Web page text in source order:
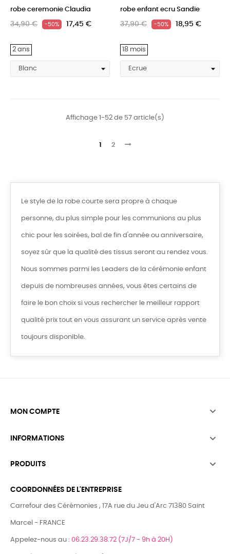
robe ceremonie Claudia
34,90 € -50% 17,45 €
2 ans
robe enfant ecru Sandie
37,90 € -50% 18,95 €
18 mois
Affichage 1-52 de 57 article(s)
1 2
Le style de la robe courte sera propre à chaque
personne, du plus simple pour les communions au plus
chic pour les soirées, bal de fin d'année ou anniversaire,
soyez sûr que la qualité des tissus seront au rendez vous.
Nous sommes parmi les Leaders de la cérémonie enfant
depuis de nombreuses années, vous êtes certains de
faire le bon choix si vous rechercher le meilleur rapport
qualité prix tout en vous assurant un service après vente
toujours disponible.
MON COMPTE 
INFORMATIONS 
PRODUITS 
COORDONNÉES DE L'ENTREPRISE
Carrefour des Cérémonies , 17A rue du Jeu d'Arc 71380 Saint
Marcel - FRANCE
Appelez-nous au : 06.23.29.38.72 (7J/7 - 9h à 20H)